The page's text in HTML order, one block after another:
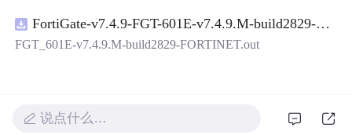
目源码、Logo、官方截图、论文、生产日志或其他受限素
材。适合前端开发、AI应用工程、测试审计和课程实践。
README、运行说明、功能清单、MIT License及原创与授
权声明。解压后进入project目录，执行npm test验证算法，
FortiGate-v7.4.9-FGT-601E-v7.4.9.M-build2829-FORTINET.out
FGT_601E-v7.4.9.M-build2829-FORTINET.out
说点什么…